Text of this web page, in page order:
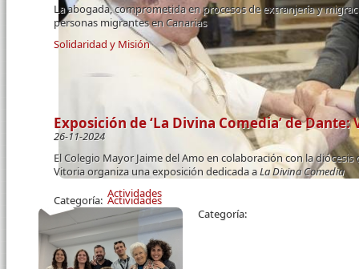
Categoría: Actividades
Categoría:
La abogada, comprometida en procesos de extranjería y
personas migrantes en Canarias
Solidaridad y Misión
Exposición de ‘La Divina Comedia’ de
26-11-2024
El Colegio Mayor Jaime del Amo en colaboración con la
Vitoria organiza una exposición dedicada aLa Divina Comedia
Actividades